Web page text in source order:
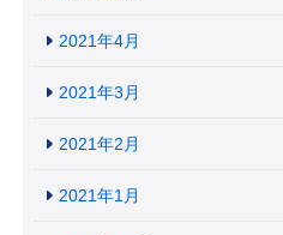
2021年4月
2021年3月
2021年2月
2021年1月